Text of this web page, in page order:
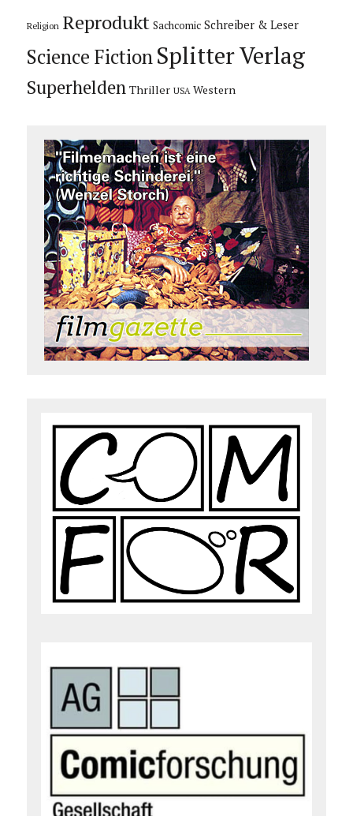
Religion Reprodukt Sachcomic Schreiber & Leser
Science Fiction Splitter Verlag
Superhelden Thriller USA Western